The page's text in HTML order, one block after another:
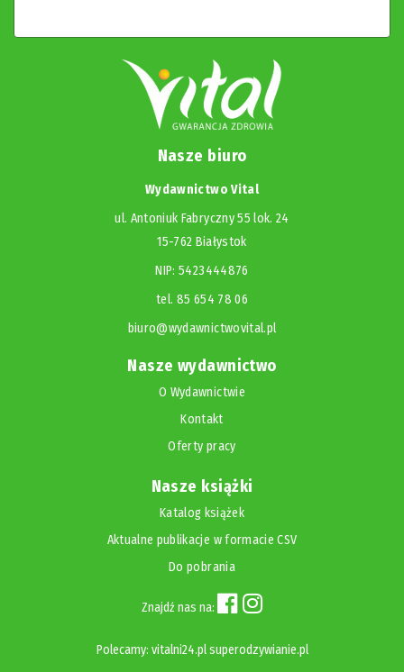
Nasze biuro
Wydawnictwo Vital
ul. Antoniuk Fabryczny 55 lok. 24
15-762 Białystok
NIP: 5423444876
tel. 85 654 78 06
biuro@wydawnictwovital.pl
Nasze wydawnictwo
O Wydawnictwie
Kontakt
Oferty pracy
Nasze książki
Katalog książek
Aktualne publikacje w formacie CSV
Do pobrania
Znajdź nas na:
Polecamy: vitalni24.pl superodzywianie.pl